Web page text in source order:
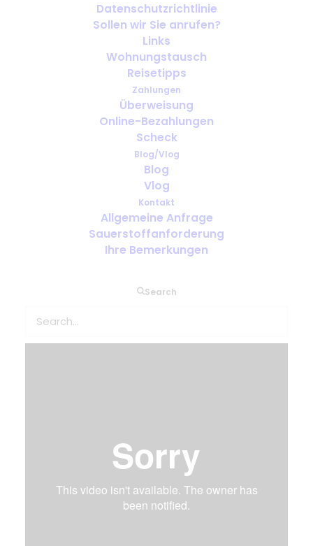
Datenschutzrichtlinie
Sollen wir Sie anrufen?
Links
Wohnungstausch
Reisetipps
Zahlungen
Überweisung
Online-Bezahlungen
Scheck
Blog/Vlog
Blog
Vlog
Kontakt
Allgemeine Anfrage
Sauerstoffanforderung
Ihre Bemerkungen
Search
MÄRZ 3, 2018 | INPORTABLE OXYGEN